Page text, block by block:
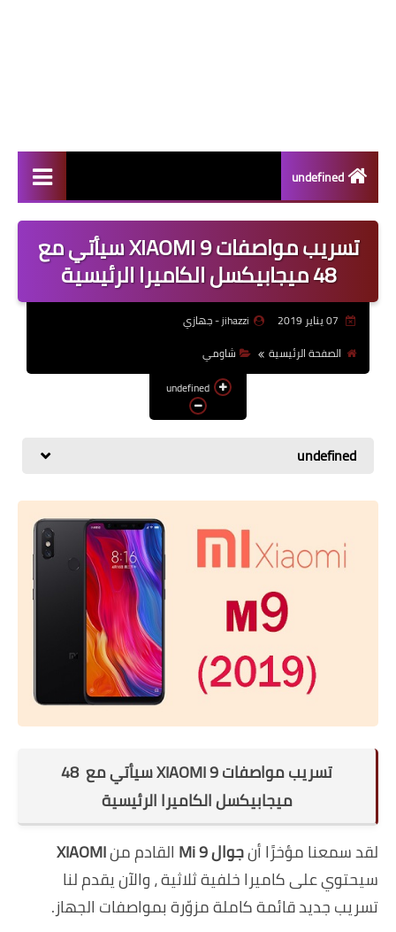
undefined
سامسونج
الاجهزة الوحية
اختراعات
ابل
اسعار الهواتف
هواوي
اجهزة جوجل
العامة
مركات الهواتف
تسريب مواصفات XIAOMI 9 سيأتي مع
48 ميجابيكسل الكاميرا الرئيسية
jihazzi - جهازي
الصفحة الرئيسية
شاومي
undefined
undefined
تسريب مواصفات XIAOMI 9 سيأتي مع 48
ميجابيكسل الكاميرا الرئيسية
لقد سمعنا مؤخرًا أنجوال Mi 9 القادم منXIAOMI
سيحتوي على كاميرا خلفية ثلاثية ، والآن يقدم لنا
تسريب جديد قائمة كاملة مزوّرة بمواصفات الجهاز.